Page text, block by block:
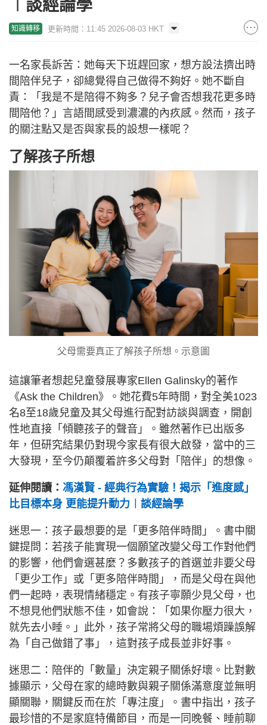
︱談經論學
知識轉移 更新時間：11:45 2026-08-03 HKT
一名家長訴苦：她每天下班趕回家，想方設法擠出時
間陪伴兒子，卻總覺得自己做得不夠好。她不斷自
責：「我是不是陪得不夠多？兒子會否想我花更多時
間陪他？」言語間感受到濃濃的內疚感。然而，孩子
的關注點又是否與家長的設想一樣呢？
了解孩子所想
父母需要真正了解孩子所想。示意圖
這讓筆者想起兒童發展專家Ellen Galinsky的著作
《Ask the Children》。她花費5年時間，對全美1023
名8至18歲兒童及其父母進行配對訪談與調查，開創
性地直接「傾聽孩子的聲音」。雖然著作已出版多
年，但研究結果仍對現今家長有很大啟發，當中的三
大發現，至今仍顛覆着許多父母對「陪伴」的想像。
延伸閱讀： 馮漢賢 - 經典行為實驗！揭示「進度感」
比目標本身 更能提升動力︱談經論學
迷思一：孩子最想要的是「更多陪伴時間」。書中關
鍵提問：若孩子能實現一個願望改變父母工作對他們
的影響，他們會選甚麼？多數孩子的首選並非要父母
「更少工作」或「更多陪伴時間」，而是父母在與他
們一起時，表現情緒穩定。有孩子寧願少見父母，也
不想見他們狀態不佳，如會說：「如果你壓力很大，
就先去小睡。」此外，孩子常將父母的職場煩躁誤解
為「自己做錯了事」，這對孩子成長並非好事。
迷思二：陪伴的「數量」決定親子關係好壞。比對數
據顯示，父母在家的總時數與親子關係滿意度並無明
顯關聯，關鍵反而在於「專注度」。書中指出，孩子
最珍惜的不是家庭特備節目，而是一同晚餐、睡前聊